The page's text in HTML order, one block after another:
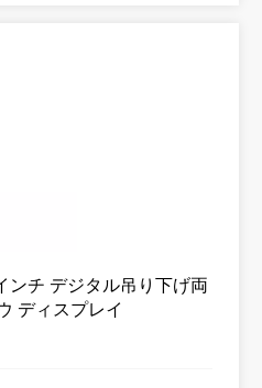
ンチ デジタル吊り下げ両
ディスプレイ